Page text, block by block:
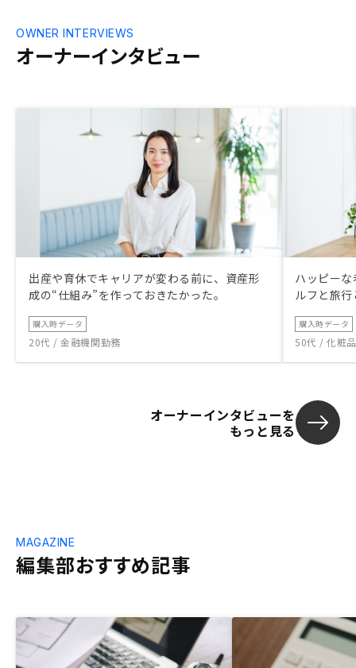
オーナーインタビュー
OWNER INTERVIEWS
出産や育休でキャリアが変わる前に、資産形
成の“仕組み”を作っておきたかった。
購入時データ
20代 / 金融機関勤務
ハッピー
ルフと旅
購入時データ
50代 / 化粧
オーナーインタビューを
もっと見る
編集部おすすめ記事
MAGAZINE